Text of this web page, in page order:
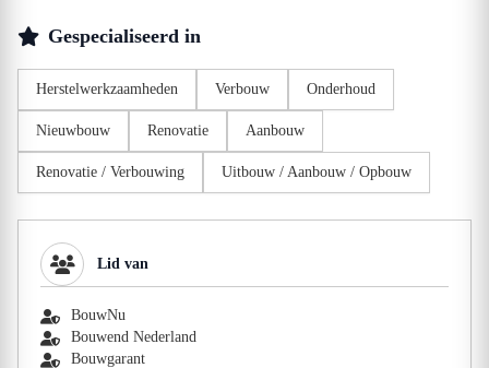
Gespecialiseerd in
Herstelwerkzaamheden Verbouw Onderhoud
Nieuwbouw Renovatie Aanbouw
Renovatie / Verbouwing Uitbouw / Aanbouw / Opbouw
Lid van
BouwNu
Bouwend Nederland
Bouwgarant